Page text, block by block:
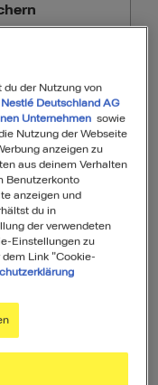
der Nutzung von
Nestlé Deutschland AG
Unternehmen sowie
Nutzung der Webseite
anzeigen zu
aus deinem Verhalten
Benutzerkonto
anzeigen und
du in
der verwendeten
Einstellungen zu
Link "Cookie-